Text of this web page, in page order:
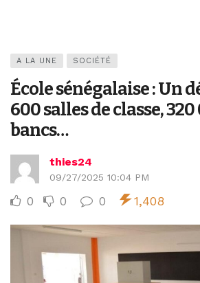
A LA UNE SOCIÉTÉ
École sénégalaise : Un
600 salles de classe,
bancs…
thies24
09/27/2025 10:04 PM
0 0 0 1,408